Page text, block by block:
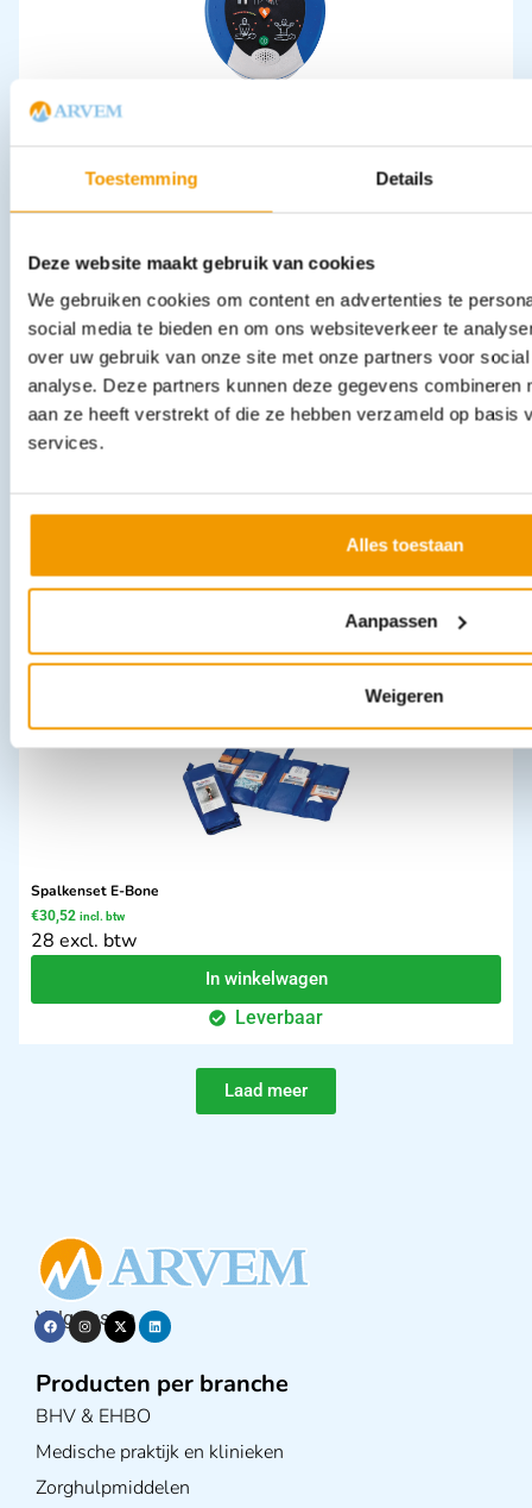
Toestemming Details
Deze website maakt gebruik van cookies
We gebruiken cookies om content en advertenties te
social media te bieden en om ons websiteverkeer te
over uw gebruik van onze site met onze partners voor
analyse. Deze partners kunnen deze gegevens combineren
aan ze heeft verstrekt of die ze hebben verzameld op basis
services.
Alles toestaan
Aanpassen
Weigeren
1699 excl. btw
In winkelwagen
Leverbaar
Vacuümmatras model 820K-H+ Breed 82cm Afmeting 75x65x19cm
Spalkenset E-Bone
€30,52 incl. btw
28 excl. btw
In winkelwagen
Leverbaar
Laad meer
Volg ons op
Producten per branche
BHV & EHBO
Medische praktijk en klinieken
Zorghulpmiddelen